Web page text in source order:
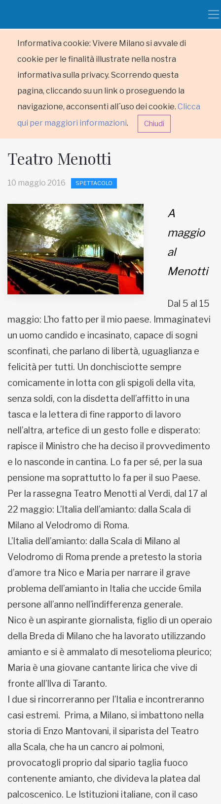
Informativa cookie: Vivere Milano si avvale di
cookie per le finalità illustrate nella nostra
informativa sulla privacy. Scorrendo questa
pagina, cliccando su un link o proseguendo la
navigazione, acconsenti all´uso dei cookie. Clicca
qui per maggiori informazioni. Chiudi
RUBRICHE
MUNICIPI
Inviateci le vostre segnalazioni
Iscriviti alla newsletter
www.viveremilano.info
Bernardis
EDB edizioni - Via Brivio angolo C.
Informativa sulla privacy
Teatro Menotti
10 maggio 2016 SPETTACOLO
A
maggio
al
Menotti
Dal 5 al 15
maggio: L’ho fatto per il mio paese. Immaginatevi
un uomo candido e incasinato, capace di sogni
sconfinati, che parlano di libertà, uguaglianza e
felicità per tutti. Un donchisciotte sempre
comicamente in lotta con gli spigoli della vita,
senza soldi, con la disdetta dell’affitto in una
tasca e la lettera di fine rapporto di lavoro
nell’altra, artefice di un gesto folle e disperato:
rapisce il Ministro che ha deciso il provvedimento
e lo nasconde in cantina. Lo fa per sé, per la sua
pensione ma soprattutto lo fa per il suo Paese.
Per la rassegna Teatro Menotti al Verdi, dal 17 al
22 maggio: L’Italia dell’amianto: dalla Scala di
Milano al Velodromo di Roma.
L’Italia dell’amianto: dalla Scala di Milano al
Velodromo di Roma prende a pretesto la storia
d’amore tra Nico e Maria per narrare il grave
problema dell’amianto in Italia che uccide 6mila
persone all’anno nell’indifferenza generale.
Nico è un aspirante giornalista, figlio di un operaio
della Breda di Milano che ha lavorato utilizzando
amianto e si è ammalato di mesotelioma pleurico;
Maria è una giovane cantante lirica che vive di
fronte all’Ilva di Taranto.
I due si rincorreranno per l’Italia e incontreranno
casi estremi. Prima, a Milano, si imbattono nella
storia di Enzo Mantovani, il siparista del Teatro
alla Scala, che ha un cancro ai polmoni,
provocatogli proprio dal sipario taglia fuoco
contenente amianto, che divideva la platea dal
palcoscenico. Le Istituzioni italiane, con il caso